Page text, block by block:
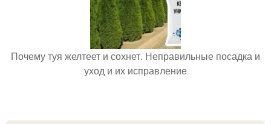
Почему туя желтеет и сохнет. Неправильные посадка и
уход и их исправление